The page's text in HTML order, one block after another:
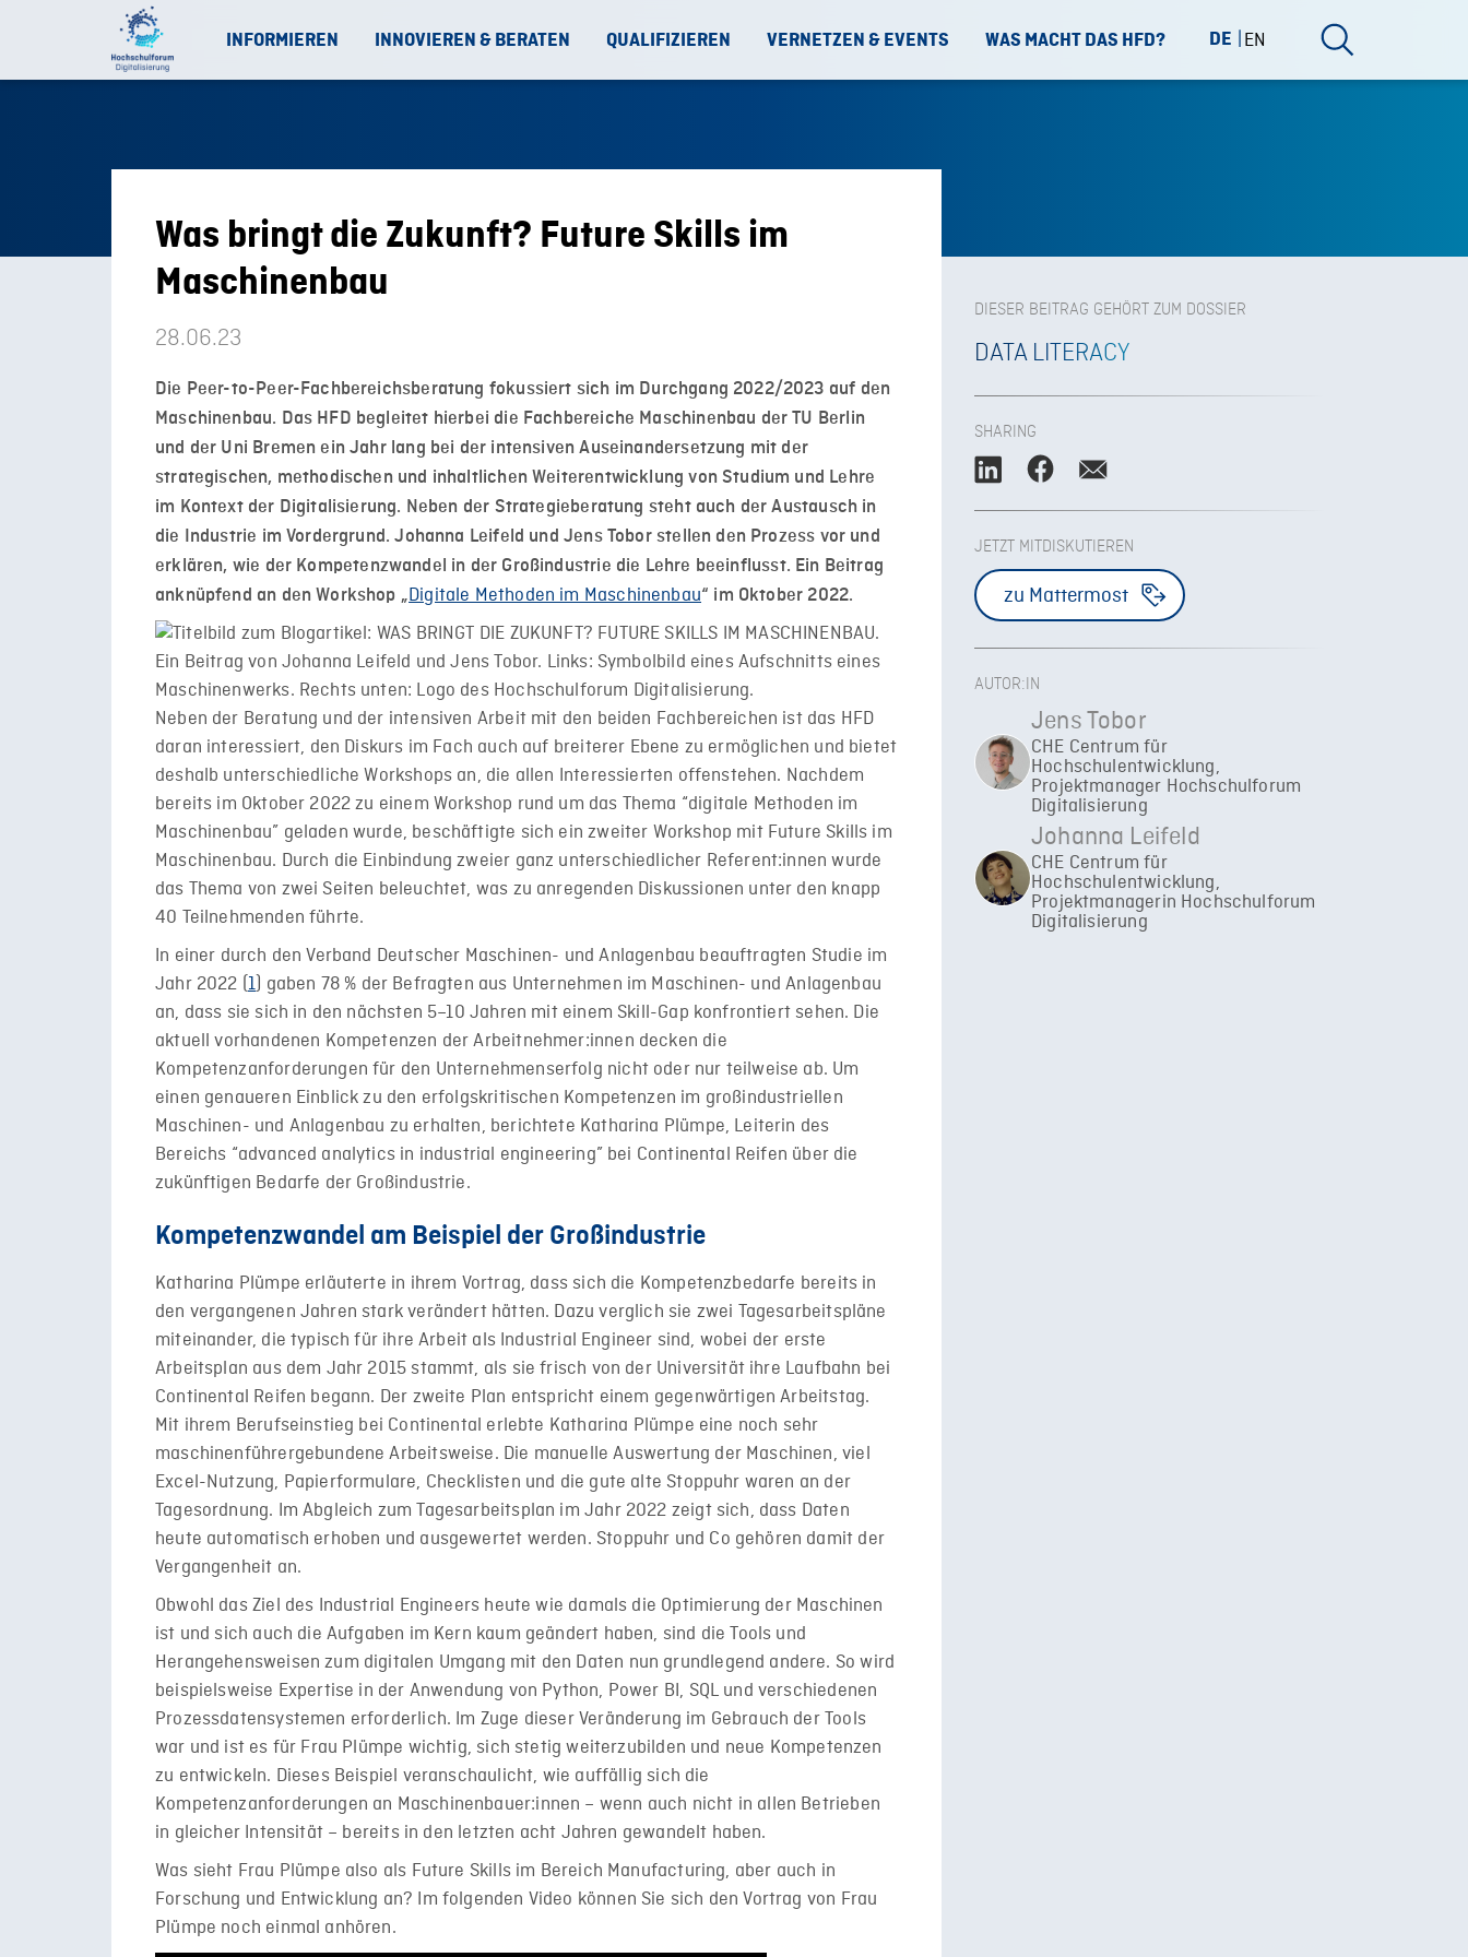
INFORMIEREN INNOVIEREN & BERATEN QUALIFIZIEREN VERNETZEN & EVENTS WAS MACHT DAS HFD? DE EN
Was bringt die Zukunft? Future Skills im
Maschinenbau
28.06.23
Die Peer-to-Peer-Fachbereichsberatung fokussiert sich im Durchgang 2022/2023 auf den
Maschinenbau. Das HFD begleitet hierbei die Fachbereiche Maschinenbau der TU Berlin
und der Uni Bremen ein Jahr lang bei der intensiven Auseinandersetzung mit der
strategischen, methodischen und inhaltlichen Weiterentwicklung von Studium und Lehre
im Kontext der Digitalisierung. Neben der Strategieberatung steht auch der Austausch in
die Industrie im Vordergrund. Johanna Leifeld und Jens Tobor stellen den Prozess vor und
erklären, wie der Kompetenzwandel in der Großindustrie die Lehre beeinflusst. Ein Beitrag
anknüpfend an den Workshop „Digitale Methoden im Maschinenbau“ im Oktober 2022.
Neben der Beratung und der intensiven Arbeit mit den beiden Fachbereichen ist das HFD
daran interessiert, den Diskurs im Fach auch auf breiterer Ebene zu ermöglichen und bietet
deshalb unterschiedliche Workshops an, die allen Interessierten offenstehen. Nachdem
bereits im Oktober 2022 zu einem Workshop rund um das Thema “digitale Methoden im
Maschinenbau” geladen wurde, beschäftigte sich ein zweiter Workshop mit Future Skills im
Maschinenbau. Durch die Einbindung zweier ganz unterschiedlicher Referent:innen wurde
das Thema von zwei Seiten beleuchtet, was zu anregenden Diskussionen unter den knapp
40 Teilnehmenden führte.
In einer durch den Verband Deutscher Maschinen- und Anlagenbau beauftragten Studie im
Jahr 2022 (1) gaben 78 % der Befragten aus Unternehmen im Maschinen- und Anlagenbau
an, dass sie sich in den nächsten 5–10 Jahren mit einem Skill-Gap konfrontiert sehen. Die
aktuell vorhandenen Kompetenzen der Arbeitnehmer:innen decken die
Kompetenzanforderungen für den Unternehmenserfolg nicht oder nur teilweise ab. Um
einen genaueren Einblick zu den erfolgskritischen Kompetenzen im großindustriellen
Maschinen- und Anlagenbau zu erhalten, berichtete Katharina Plümpe, Leiterin des
Bereichs “advanced analytics in industrial engineering” bei Continental Reifen über die
zukünftigen Bedarfe der Großindustrie.
Kompetenzwandel am Beispiel der Großindustrie
Katharina Plümpe erläuterte in ihrem Vortrag, dass sich die Kompetenzbedarfe bereits in
den vergangenen Jahren stark verändert hätten. Dazu verglich sie zwei Tagesarbeitspläne
miteinander, die typisch für ihre Arbeit als Industrial Engineer sind, wobei der erste
Arbeitsplan aus dem Jahr 2015 stammt, als sie frisch von der Universität ihre Laufbahn bei
Continental Reifen begann. Der zweite Plan entspricht einem gegenwärtigen Arbeitstag.
Mit ihrem Berufseinstieg bei Continental erlebte Katharina Plümpe eine noch sehr
maschinenführergebundene Arbeitsweise. Die manuelle Auswertung der Maschinen, viel
Excel-Nutzung, Papierformulare, Checklisten und die gute alte Stoppuhr waren an der
Tagesordnung. Im Abgleich zum Tagesarbeitsplan im Jahr 2022 zeigt sich, dass Daten
heute automatisch erhoben und ausgewertet werden. Stoppuhr und Co gehören damit der
Vergangenheit an.
Obwohl das Ziel des Industrial Engineers heute wie damals die Optimierung der Maschinen
ist und sich auch die Aufgaben im Kern kaum geändert haben, sind die Tools und
Herangehensweisen zum digitalen Umgang mit den Daten nun grundlegend andere. So wird
beispielsweise Expertise in der Anwendung von Python, Power BI, SQL und verschiedenen
Prozessdatensystemen erforderlich. Im Zuge dieser Veränderung im Gebrauch der Tools
war und ist es für Frau Plümpe wichtig, sich stetig weiterzubilden und neue Kompetenzen
zu entwickeln. Dieses Beispiel veranschaulicht, wie auffällig sich die
Kompetenzanforderungen an Maschinenbauer:innen – wenn auch nicht in allen Betrieben
in gleicher Intensität – bereits in den letzten acht Jahren gewandelt haben.
Was sieht Frau Plümpe also als Future Skills im Bereich Manufacturing, aber auch in
Forschung und Entwicklung an? Im folgenden Video können Sie sich den Vortrag von Frau
Plümpe noch einmal anhören.
DIESER BEITRAG GEHÖRT ZUM DOSSIER
DATA LITERACY
SHARING
JETZT MITDISKUTIEREN
zu Mattermost
AUTOR:IN
Jens Tobor
CHE Centrum für
Hochschulentwicklung,
Projektmanager Hochschulforum
Digitalisierung
Johanna Leifeld
CHE Centrum für
Hochschulentwicklung,
Projektmanagerin Hochschulforum
Digitalisierung